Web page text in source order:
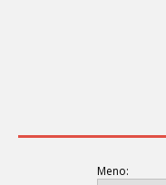
Meno: